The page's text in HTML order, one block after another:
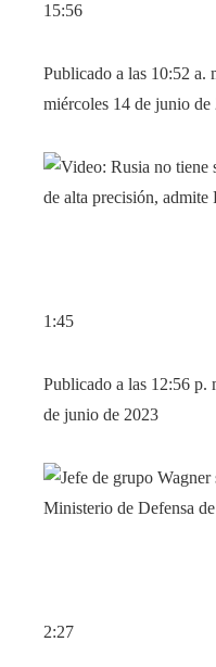
15:56
Publicado a las 10:52
miércoles 14 de junio de
1:45
Publicado a las 12:56
de junio de 2023
2:27